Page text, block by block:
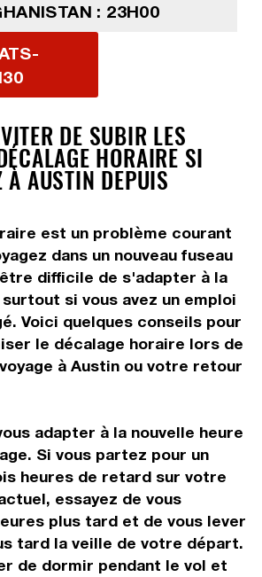
: 23H00
DE SUBIR LES
HORAIRE SI
À AUSTIN DEPUIS
est un problème courant
dans un nouveau fuseau
difficile de s'adapter à la
si vous avez un emploi
Voici quelques conseils pour
le décalage horaire lors de
à Austin ou votre retour
adapter à la nouvelle heure
Si vous partez pour un
heures de retard sur votre
essayez de vous
plus tard et de vous lever
tard la veille de votre départ.
de dormir pendant le vol et